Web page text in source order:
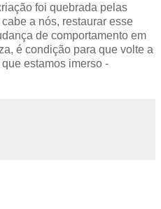
foi quebrada pelas
a nós, restaurar esse
de comportamento em
é condição para que volte a
estamos imerso -